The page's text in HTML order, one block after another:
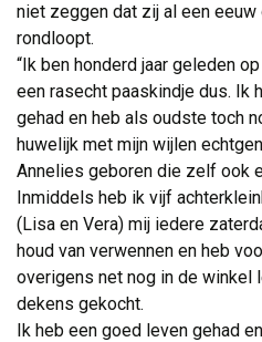
niet zeggen dat zij al een
rondloopt.
“Ik ben honderd jaar geleden
een rasecht paaskindje dus. Ik
gehad en heb als oudste toch
huwelijk met mijn wijlen
Annelies geboren die zelf ook
Inmiddels heb ik vijf
(Lisa en Vera) mij iedere
houd van verwennen en heb
overigens net nog in de winkel
dekens gekocht.
Ik heb een goed leven gehad